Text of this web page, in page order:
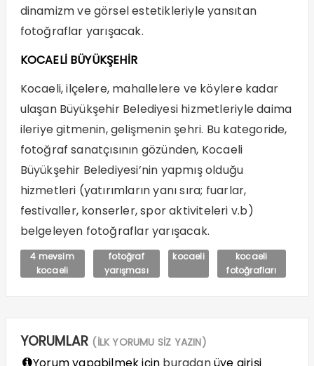
dinamizm ve görsel estetikleriyle yansıtan
fotoğraflar yarışacak.
KOCAELİ BÜYÜKŞEHİR
Kocaeli, ilçelere, mahallelere ve köylere kadar
ulaşan Büyükşehir Belediyesi hizmetleriyle daima
ileriye gitmenin, gelişmenin şehri. Bu kategoride,
fotoğraf sanatçısının gözünden, Kocaeli
Büyükşehir Belediyesi’nin yapmış olduğu
hizmetleri (yatırımların yanı sıra; fuarlar,
festivaller, konserler, spor aktiviteleri v.b)
belgeleyen fotoğraflar yarışacak.
4 mevsim
kocaeli
fotoğraf
yarışması
kocaeli
kocaeli
fotoğrafları
YORUMLAR (İLK YORUMU SİZ YAZIN)